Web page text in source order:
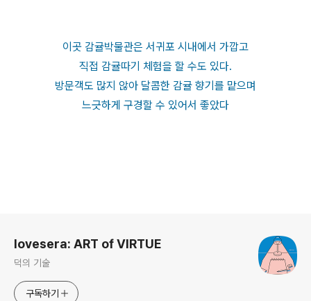
이곳 감귤박물관은 서귀포 시내에서 가깝고
직접 감귤따기 체험을 할 수도 있다.
방문객도 많지 않아 달콤한 감귤 향기를 맡으며
느긋하게 구경할 수 있어서 좋았다
lovesera: ART of VIRTUE
덕의 기술
구독하기